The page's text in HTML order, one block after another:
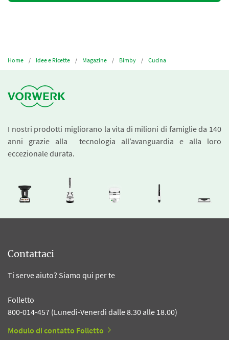
Home Idee e Ricette Magazine Bimby Cucina
I nostri prodotti migliorano la vita di milioni di famiglie da 140
anni grazie alla tecnologia all’avanguardia e alla loro
eccezionale durata.
Contattaci
Ti serve aiuto? Siamo qui per te
Folletto
800-014-457 (Lunedì-Venerdì dalle 8.30 alle 18.00)
Modulo di contatto Folletto